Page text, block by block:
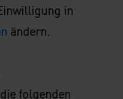
in
ändern.
folgenden